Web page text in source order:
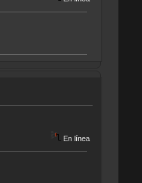
En línea